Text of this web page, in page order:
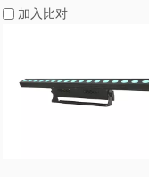
加入比对